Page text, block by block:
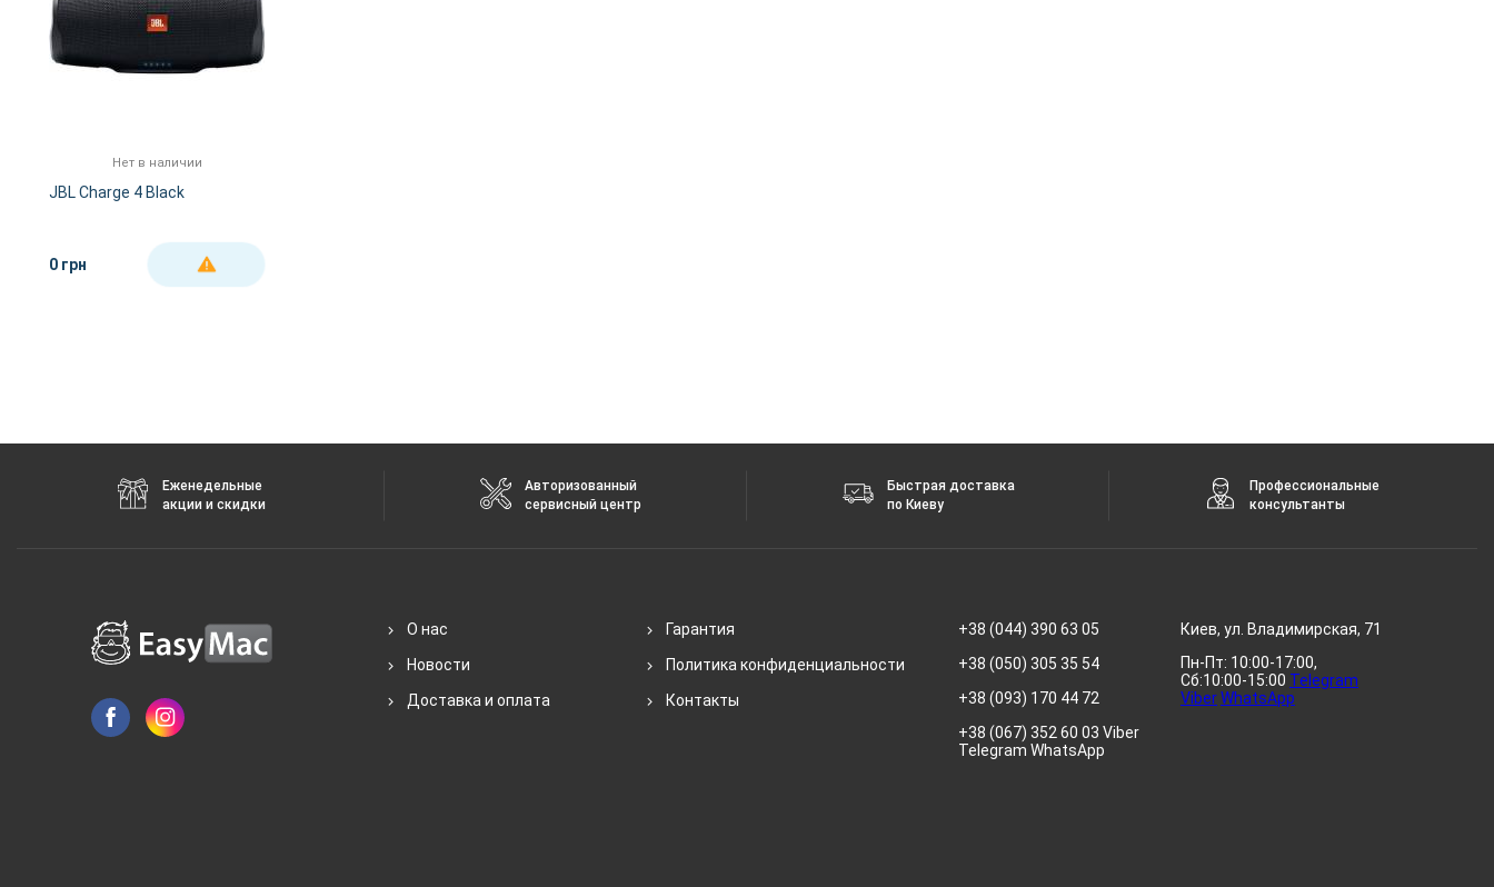
Нет в наличии
JBL Charge 4 Black
0 грн ДЕТАЛЬНЕЕ
Еженедельные
акции и скидки
Авторизованный
сервисный центр
Быстрая доставка
по Киеву
Профессиональные
консультанты
О нас
Новости
Доставка и оплата
Гарантия
Политика конфиденциальности
Контакты
+38 (044) 390 63 05
+38 (050) 305 35 54
+38 (093) 170 44 72
+38 (067) 352 60 03 Viber
Telegram WhatsApp
Киев, ул. Владимирская, 71
Пн-Пт: 10:00-17:00,
Сб:10:00-15:00 Telegram
ViberWhatsApp